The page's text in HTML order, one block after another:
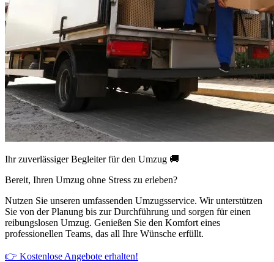
Ihr zuverlässiger Begleiter für den Umzug 🚚
Bereit, Ihren Umzug ohne Stress zu erleben?
Nutzen Sie unseren umfassenden Umzugsservice. Wir unterstützen
Sie von der Planung bis zur Durchführung und sorgen für einen
reibungslosen Umzug. Genießen Sie den Komfort eines
professionellen Teams, das all Ihre Wünsche erfüllt.
👉 Kostenlose Angebote erhalten!